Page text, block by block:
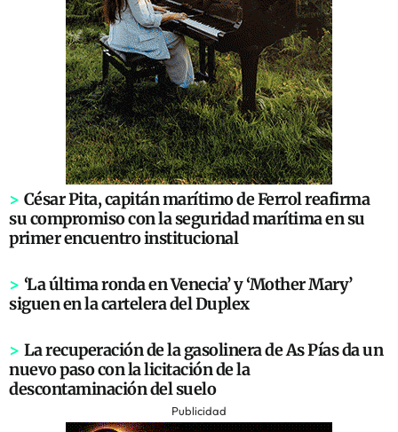
> César Pita, capitán marítimo de Ferrol reafirma
su compromiso con la seguridad marítima en su
primer encuentro institucional
> ‘La última ronda en Venecia’ y ‘Mother Mary’
siguen en la cartelera del Duplex
> La recuperación de la gasolinera de As Pías da un
nuevo paso con la licitación de la
descontaminación del suelo
Publicidad